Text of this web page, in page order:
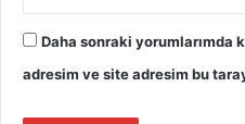
Daha sonraki yorumlarımda
adresim ve site adresim bu